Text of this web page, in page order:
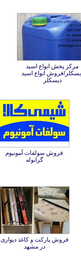
مرکز پخش انواع اسید
دیسکلر/فروش انواع اسید
دیسکلر
فروش سولفات آمونیوم
گرانوله
فروش پارکت و کاغذ دیواری
در مشهد